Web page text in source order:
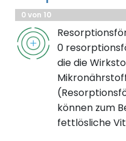
0 von 10
0
die die
können zum
fettlösliche